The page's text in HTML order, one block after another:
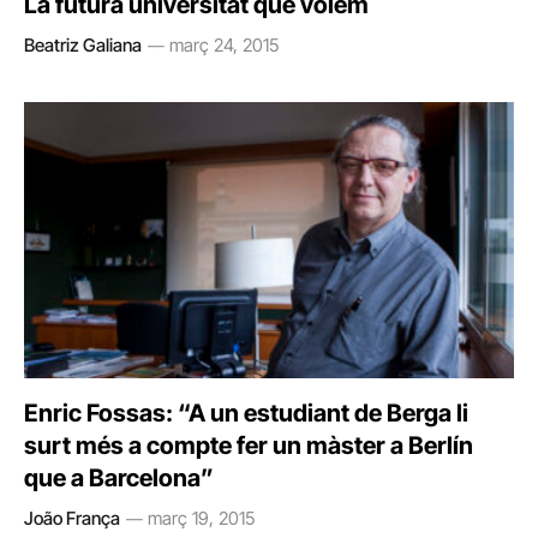
Beatriz Galiana març 24, 2015
Enric Fossas: “A un estudiant de Berga li
surt més a compte fer un màster a Berlín
que a Barcelona”
João França març 19, 2015